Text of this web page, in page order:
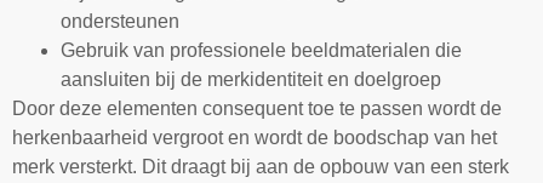
ondersteunen
Gebruik van professionele beeldmaterialen die
aansluiten bij de merkidentiteit en doelgroep
Door deze elementen consequent toe te passen wordt de
herkenbaarheid vergroot en wordt de boodschap van het
merk versterkt. Dit draagt bij aan de opbouw van een sterk